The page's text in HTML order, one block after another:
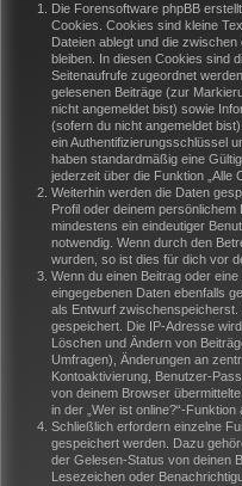
Die Forensoftware phpBB
Cookies. Cookies sind kleine
Dateien ablegt und die
bleiben. In diesen Cookies sind
Seitenaufrufe zugeordnet
gelesenen Beiträge (zur
nicht angemeldet bist) sowie
(sofern du nicht angemeldet
ein Authentifizierungsschlüssel
haben standardmäßig eine
jederzeit über die Funktion „Alle
Weiterhin werden die Daten
Profil oder deinem
mindestens ein eindeutiger
notwendig. Wenn durch den
wurden, so ist dies für dich vor
Wenn du einen Beitrag oder
eingegebenen Daten ebenfalls
als Entwurf
gespeichert. Die IP-Adresse
Löschen und Ändern von
Umfragen), Änderungen an
Kontoaktivierung, Benutzer-
von deinem Browser
in der „Wer ist online?“-
Schließlich erfordern einzelne
gespeichert werden. Dazu
der Gelesen-Status von deinen
Lesezeichen oder